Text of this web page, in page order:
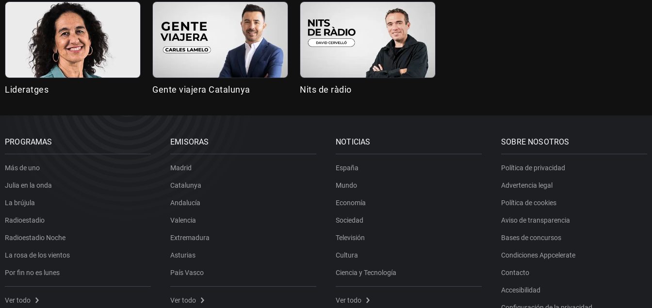
Lideratges Gente viajera Catalunya Nits de ràdio
PROGRAMAS
Más de uno
Julia en la onda
La brújula
Radioestadio
Radioestadio Noche
La rosa de los vientos
Por fin no es lunes
Ver todo
EMISORAS
Madrid
Catalunya
Andalucía
Valencia
Extremadura
Asturias
País Vasco
Ver todo
NOTICIAS
España
Mundo
Economía
Sociedad
Televisión
Cultura
Ciencia y Tecnología
Ver todo
SOBRE NOSOTROS
Política de privacidad
Advertencia legal
Política de cookies
Aviso de transparencia
Bases de concursos
Condiciones Appcelerate
Contacto
Accesibilidad